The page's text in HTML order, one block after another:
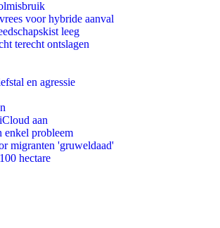
voor hybride aanval
leeg
terecht ontslagen
en agressie
aan
enkel probleem
migranten 'gruweldaad'
hectare